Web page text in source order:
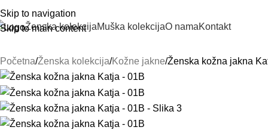
Skip to navigation
Skip to main content
Ženska kolekcijaMuška kolekcijaO namaKontakt
Početna Ženska kolekcija Kožne jakne Ženska kožna jakna